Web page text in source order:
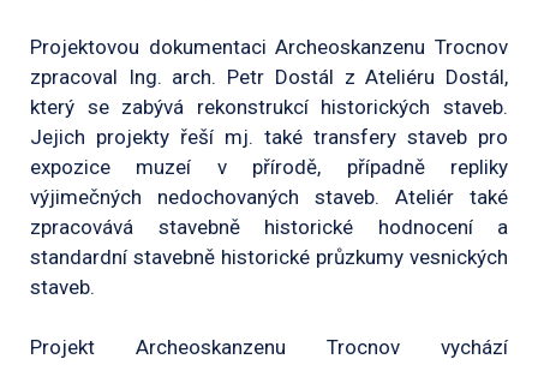
Projektovou dokumentaci Archeoskanzenu Trocnov
zpracoval Ing. arch. Petr Dostál z Ateliéru Dostál,
který se zabývá rekonstrukcí historických staveb.
Jejich projekty řeší mj. také transfery staveb pro
expozice muzeí v přírodě, případně repliky
výjimečných nedochovaných staveb. Ateliér také
zpracovává stavebně historické hodnocení a
standardní stavebně historické průzkumy vesnických
staveb.
Projekt Archeoskanzenu Trocnov vychází